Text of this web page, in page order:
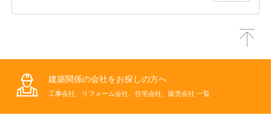
建築関係の会社をお探しの方へ
工事会社、リフォーム会社、住宅会社、販売会社 一覧